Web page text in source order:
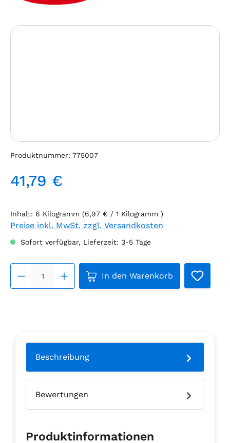
Bildergalerie überspringen
Produktnummer: 775007
Regulärer Preis:
41,79 €
Inhalt: 6 Kilogramm (6,97 € / 1 Kilogramm )
Preise inkl. MwSt. zzgl. Versandkosten
Sofort verfügbar, Lieferzeit: 3-5 Tage
Produkt Anzahl: Gib den
In den Warenkorb
Beschreibung
Bewertungen
Produktinformationen